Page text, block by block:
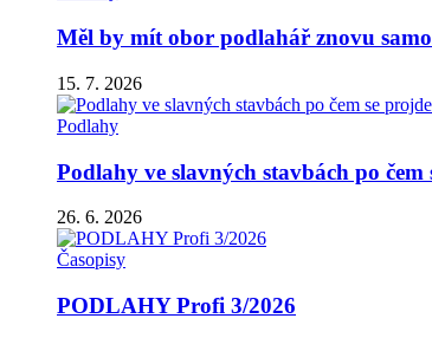
Měl by mít obor podlahář znovu
15. 7. 2026
Podlahy
Podlahy ve slavných stavbách po
26. 6. 2026
Časopisy
PODLAHY Profi 3/2026